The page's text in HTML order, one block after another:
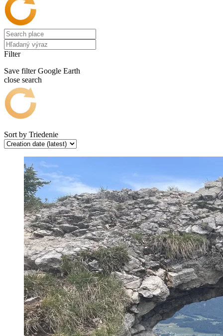
Filter
Save filter Google Earth
close search
Sort by Triedenie